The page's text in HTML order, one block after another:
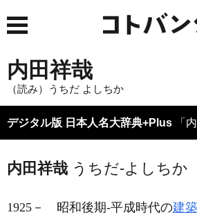
内田祥哉
（読み）うちだ よしちか
デジタル版 日本人名大辞典+Plus 「
内田祥哉 うちだ-よしちか
1925－ 昭和後期-平成時代の建